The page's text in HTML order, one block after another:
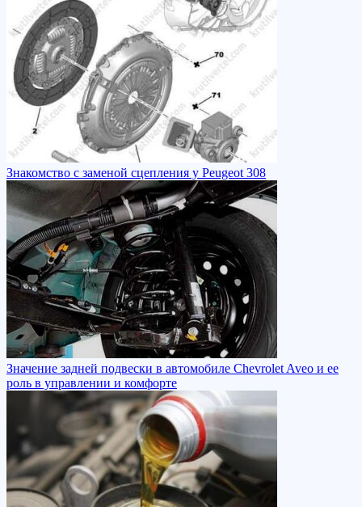
Знакомство с заменой сцепления у Peugeot 308
Значение задней подвески в автомобиле Chevrolet Aveo и ее
роль в управлении и комфорте